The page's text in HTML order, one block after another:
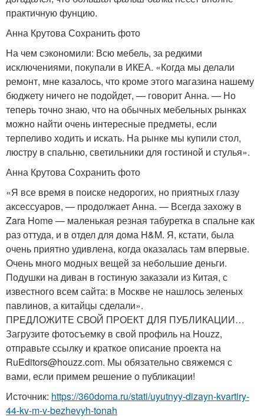
практичную фунцию.
Анна Крутова Сохранить фото
На чем сэкономили: Всю мебель, за редкими
исключениями, покупали в ИКЕА. «Когда мы делали
ремонт, мне казалось, что кроме этого магазина нашему
бюджету ничего не подойдет, — говорит Анна. — Но
теперь точно знаю, что на обычных мебельных рынках
можно найти очень интересные предметы, если
терпеливо ходить и искать. На рынке мы купили стол,
люстру в спальню, светильники для гостиной и стулья».
Анна Крутова Сохранить фото
«Я все время в поиске недорогих, но приятных глазу
аксессуаров, — продолжает Анна. — Всегда захожу в
Zara Home — маленькая резная табуретка в спальне как
раз оттуда, и в отдел для дома H&M. Я, кстати, была
очень приятно удивлена, когда оказалась там впервые.
Очень много модных вещей за небольшие деньги.
Подушки на диван в гостиную заказали из Китая, с
известного всем сайта: в Москве не нашлось зеленых
павлинов, а китайцы сделали».
ПРЕДЛОЖИТЕ СВОЙ ПРОЕКТ ДЛЯ ПУБЛИКАЦИИ…
Загрузите фотосъемку в свой профиль на Houzz,
отправьте ссылку и краткое описание проекта на
RuEditors@houzz.com. Мы обязательно свяжемся с
вами, если примем решение о публикации!
Источник: https://360doma.ru/stati/uyutnyy-dizayn-kvartiry-
44-kv-m-v-bezhevyh-tonah